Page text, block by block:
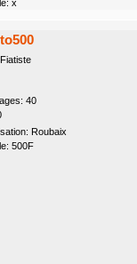
x
40
Roubaix
500F